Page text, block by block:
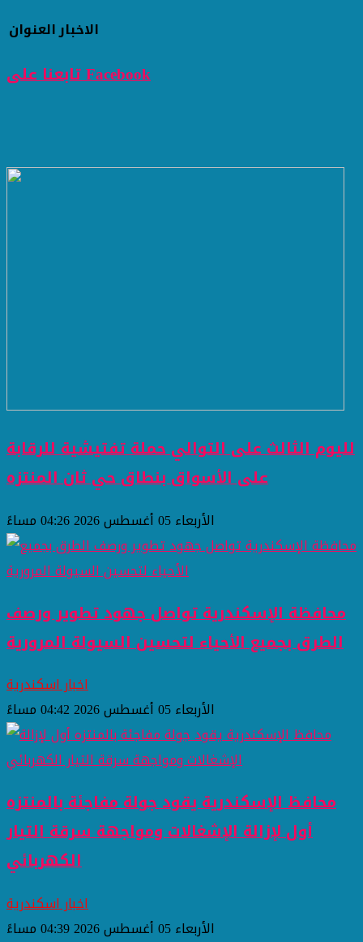
العنوانالاخبار
تابعنا على Facebook
لليوم الثالث على التوالي حملة تفتيشية للرقابة
على الأسواق بنطاق حي ثان المنتزه
الأربعاء 05 أغسطس 2026 04:26 مساءً
محافظة الإسكندرية تواصل جهود تطوير ورصف
الطرق بجميع الأحياء لتحسين السيولة المرورية
اخبار اسكندرية
الأربعاء 05 أغسطس 2026 04:42 مساءً
محافظ الإسكندرية يقود جولة مفاجئة بالمنتزه
أول لإزالة الإشغالات ومواجهة سرقة التيار
الكهربائي
اخبار اسكندرية
الأربعاء 05 أغسطس 2026 04:39 مساءً